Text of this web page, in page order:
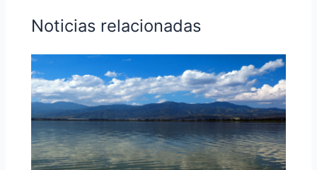
Noticias relacionadas